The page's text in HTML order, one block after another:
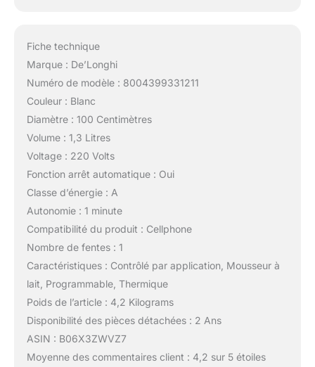
Fiche technique
Marque : De’Longhi
Numéro de modèle : 8004399331211
Couleur : Blanc
Diamètre : 100 Centimètres
Volume : 1,3 Litres
Voltage : 220 Volts
Fonction arrêt automatique : Oui
Classe d’énergie : A
Autonomie : 1 minute
Compatibilité du produit : Cellphone
Nombre de fentes : 1
Caractéristiques : Contrôlé par application, Mousseur à
lait, Programmable, Thermique
Poids de l’article : 4,2 Kilograms
Disponibilité des pièces détachées : 2 Ans
ASIN : B06X3ZWVZ7
Moyenne des commentaires client : 4,2 sur 5 étoiles